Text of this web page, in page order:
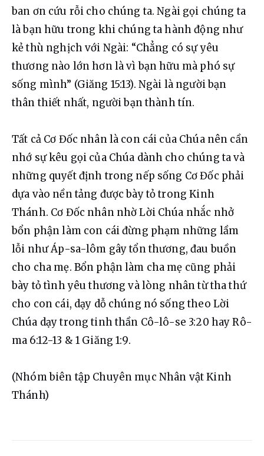
ban ơn cứu rỗi cho chúng ta. Ngài gọi chúng ta
là bạn hữu trong khi chúng ta hành động như
kẻ thù nghịch với Ngài: “Chẳng có sự yêu
thương nào lớn hơn là vì bạn hữu mà phó sự
sống mình” (Giăng 15:13). Ngài là người bạn
thân thiết nhất, người bạn thành tín.
Tất cả Cơ Đốc nhân là con cái của Chúa nên cần
nhớ sự kêu gọi của Chúa dành cho chúng ta và
những quyết định trong nếp sống Cơ Đốc phải
dựa vào nền tảng được bày tỏ trong Kinh
Thánh. Cơ Đốc nhân nhờ Lời Chúa nhắc nhở
bổn phận làm con cái đừng phạm những lầm
lỗi như Áp-sa-lôm gây tổn thương, đau buồn
cho cha mẹ. Bổn phận làm cha mẹ cũng phải
bày tỏ tình yêu thương và lòng nhân từ tha thứ
cho con cái, dạy dỗ chúng nó sống theo Lời
Chúa dạy trong tinh thần Cô-lô-se 3:20 hay Rô-
ma 6:12-13 & 1 Giăng 1:9.
(Nhóm biên tập Chuyên mục Nhân vật Kinh
Thánh)